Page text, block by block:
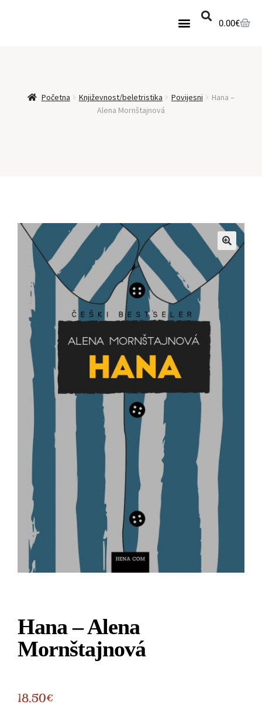
0.00€
Početna Književnost/beletristika Povijesni
Hana –
Alena Mornštajnová
Hana – Alena
Mornštajnová
18.50€